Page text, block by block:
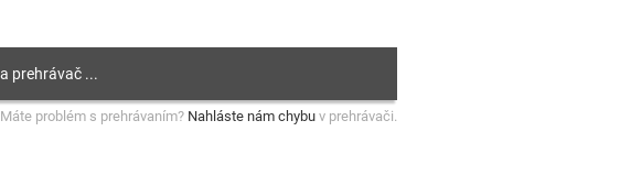
Máte problém s prehrávaním? Nahláste nám chybu v prehrávači.